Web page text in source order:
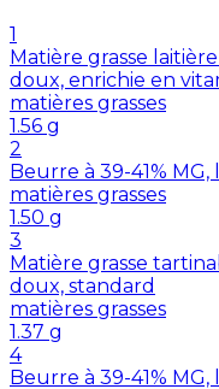
1
Matière grasse
doux, enrichie en
matières grasses
1.56 g
2
Beurre à 39-41% MG,
matières grasses
1.50 g
3
Matière grasse
doux, standard
matières grasses
1.37 g
4
Beurre à 39-41%